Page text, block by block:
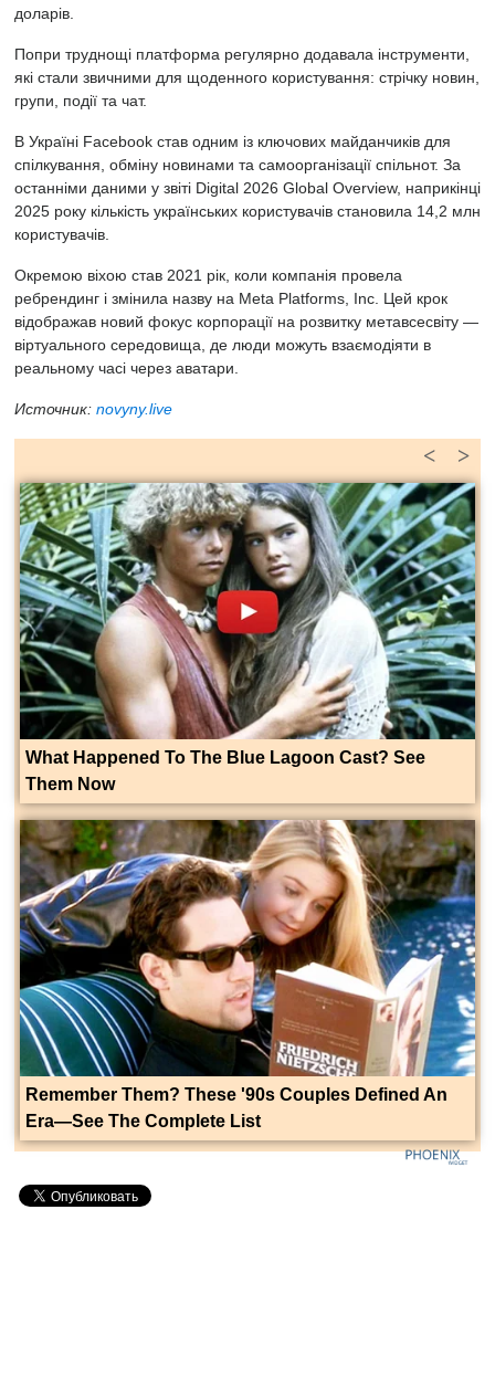
доларів.
Попри труднощі платформа регулярно додавала інструменти,
які стали звичними для щоденного користування: стрічку новин,
групи, події та чат.
В Україні Facebook став одним із ключових майданчиків для
спілкування, обміну новинами та самоорганізації спільнот. За
останніми даними у звіті Digital 2026 Global Overview, наприкінці
2025 року кількість українських користувачів становила 14,2 млн
користувачів.
Окремою віхою став 2021 рік, коли компанія провела
ребрендинг і змінила назву на Meta Platforms, Inc. Цей крок
відображав новий фокус корпорації на розвитку метавсесвіту —
віртуального середовища, де люди можуть взаємодіяти в
реальному часі через аватари.
Источник: novyny.live
>
<
What Happened To The Blue Lagoon Cast? See
Them Now
Remember Them? These '90s Couples Defined An
Era—See The Complete List